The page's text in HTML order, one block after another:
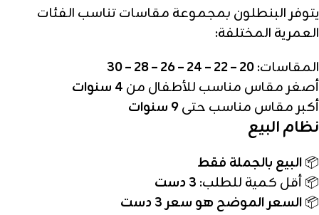
يتوفر البنطلون بمجموعة مقاسات تناسب الفئات
العمرية المختلفة:
المقاسات:20 – 22 – 24 – 26 – 28 – 30
أصغر مقاس مناسب للأطفال من 4 سنوات
أكبر مقاس مناسب حتى9 سنوات
نظام البيع
📦البيع بالجملة فقط
📦 أقل كمية للطلب: 3 دست
📦السعر الموضح هو سعر 3 دست